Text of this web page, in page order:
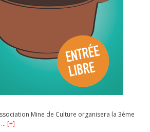
Mine de Culture organisera la 3ème
… [+]